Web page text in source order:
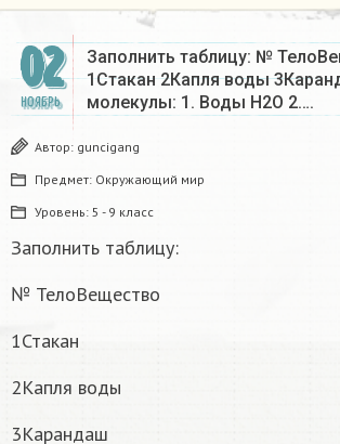
02
НОЯБРЬ
Заполнить таблицу: №
1Стакан 2Капля воды
молекулы: 1. Воды Н2O 2….
Автор: guncigang
Предмет: Окружающий мир
Уровень: 5 - 9 класс
Заполнить таблицу:
№ ТелоВещество
1Стакан
2Капля воды
3Карандаш